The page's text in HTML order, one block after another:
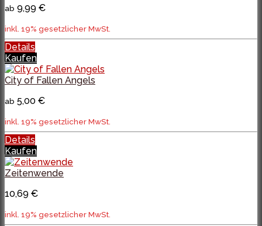
ab 9,99 €
inkl. 19% gesetzlicher MwSt.
Details
Kaufen
City of Fallen Angels
ab 5,00 €
inkl. 19% gesetzlicher MwSt.
Details
Kaufen
Zeitenwende
10,69 €
inkl. 19% gesetzlicher MwSt.